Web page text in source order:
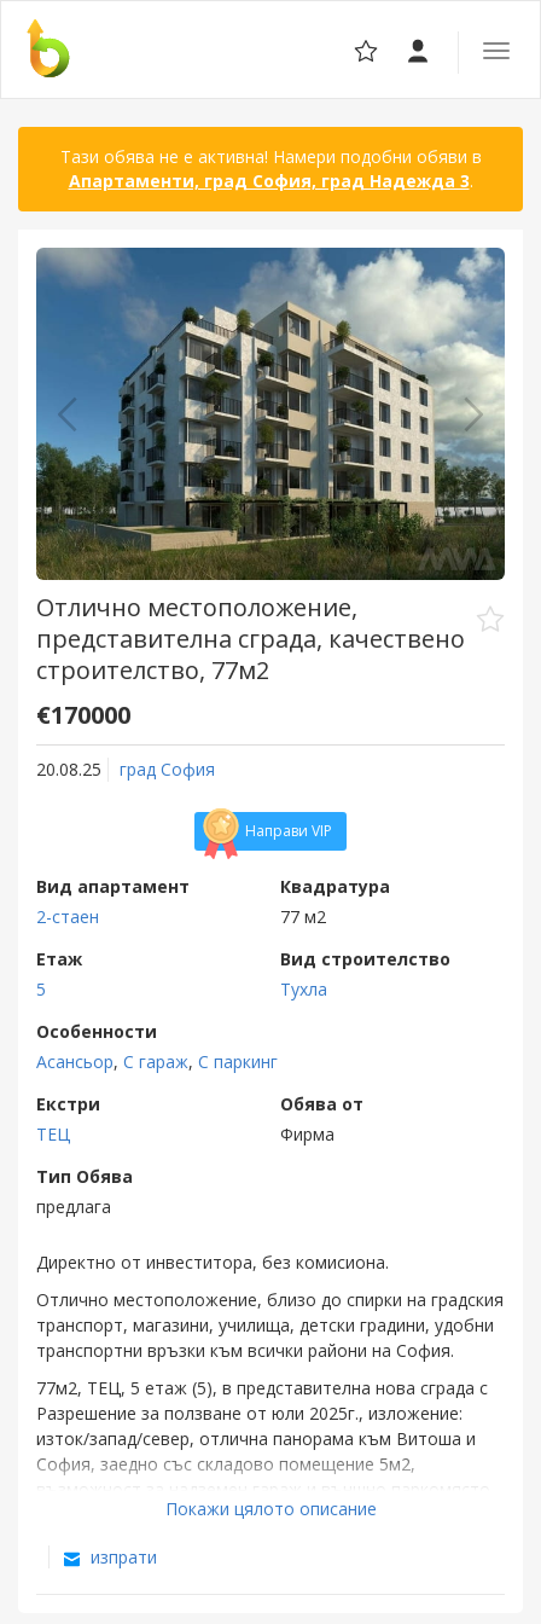
Тази обява не е активна! Намери подобни обяви в
Апартаменти, град София, град Надежда 3.
Отлично местоположение,
представителна сграда, качествено
строителство, 77м2
€170000
20.08.25 град София
Направи VIP
Вид апартамент
2-стаен
Квадратура
77 м2
Етаж
5
Вид строителство
Тухла
Особенности
Асансьор, С гараж, С паркинг
Екстри
ТЕЦ
Обява от
Фирма
Тип Обява
предлага
Директно от инвеститора, без комисиона.
Отлично местоположение, близо до спирки на градския
транспорт, магазини, училища, детски градини, удобни
транспортни връзки към всички райони на София.
77м2, ТЕЦ, 5 етаж (5), в представителна нова сграда с
Разрешение за ползване от юли 2025г., изложение:
изток/запад/север, отлична панорама към Витоша и
София, заедно със складово помещение 5м2,
луксозно изпълнени общи части, качествено
Покажи цялото описание
изпрати